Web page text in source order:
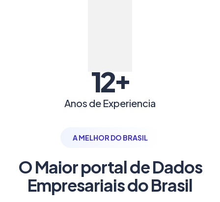
12+
Anos de Experiencia
A MELHOR DO BRASIL
O Maior portal de Dados
Empresariais do Brasil